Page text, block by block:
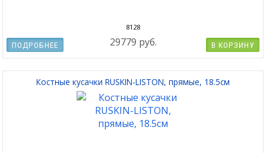
8128
29779 руб. В КОРЗИНУ
ПОДРОБНЕЕ
Костные кусачки RUSKIN-LISTON, прямые, 18.5см